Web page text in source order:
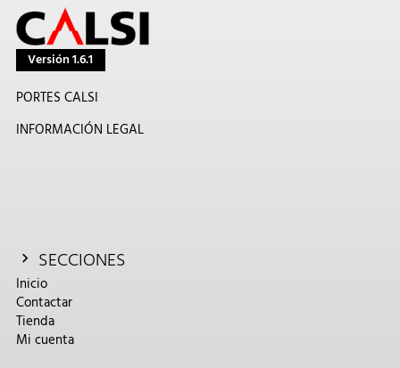
Versión 1.6.1
PORTES CALSI
INFORMACIÓN LEGAL
SECCIONES
Inicio
Contactar
Tienda
Mi cuenta